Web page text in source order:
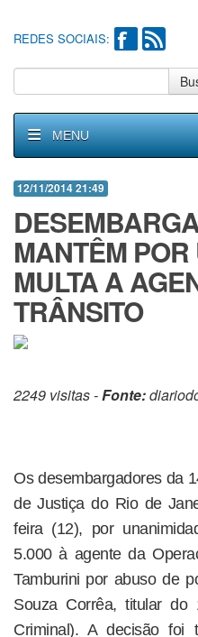
REDES SOCIAIS:
MENU
12/11/2014 21:49
MANTÊM
MULTA A
TRÂNSITO
2249 visitas -Fonte:
Os desembargadores da
de Justiça do Rio de
feira (12), por
5.000 à agente da
Tamburini por abuso de
Souza Corrêa, titular do
Criminal). A decisão foi